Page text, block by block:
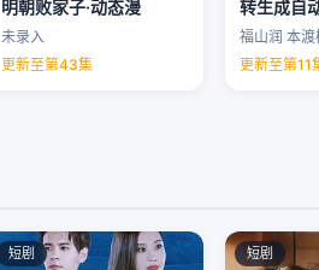
明朝败家子·动态漫
未录入
更新至第43集
更新至第11
短剧 短剧